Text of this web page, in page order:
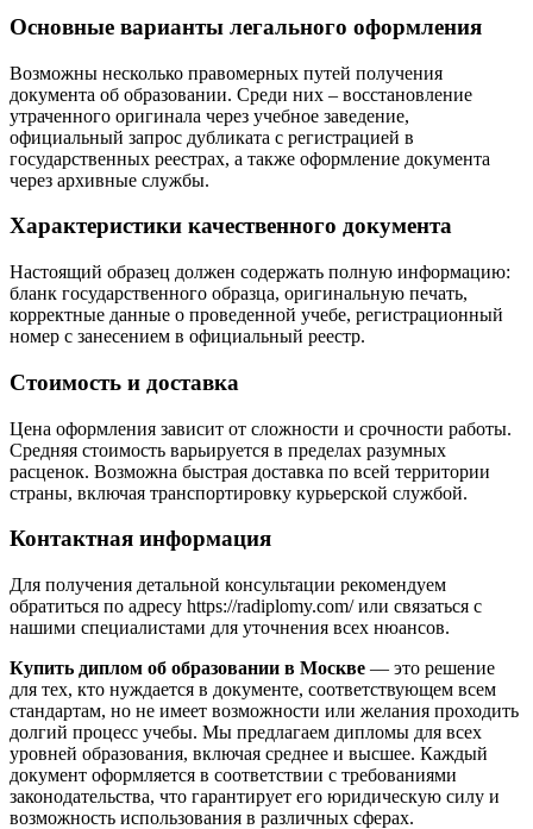
Основные варианты легального оформления
Возможны несколько правомерных путей получения
документа об образовании. Среди них – восстановление
утраченного оригинала через учебное заведение,
официальный запрос дубликата с регистрацией в
государственных реестрах, а также оформление документа
через архивные службы.
Характеристики качественного документа
Настоящий образец должен содержать полную информацию:
бланк государственного образца, оригинальную печать,
корректные данные о проведенной учебе, регистрационный
номер с занесением в официальный реестр.
Стоимость и доставка
Цена оформления зависит от сложности и срочности работы.
Средняя стоимость варьируется в пределах разумных
расценок. Возможна быстрая доставка по всей территории
страны, включая транспортировку курьерской службой.
Контактная информация
Для получения детальной консультации рекомендуем
обратиться по адресу https://radiplomy.com/ или связаться с
нашими специалистами для уточнения всех нюансов.
Купить диплом об образовании в Москве — это решение
для тех, кто нуждается в документе, соответствующем всем
стандартам, но не имеет возможности или желания проходить
долгий процесс учебы. Мы предлагаем дипломы для всех
уровней образования, включая среднее и высшее. Каждый
документ оформляется в соответствии с требованиями
законодательства, что гарантирует его юридическую силу и
возможность использования в различных сферах.